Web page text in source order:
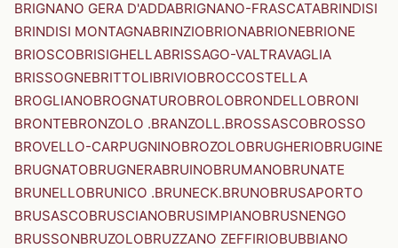
BRIGNANO GERA D'ADDABRIGNANO-FRASCATABRINDISI
BRINDISI MONTAGNABRINZIOBRIONABRIONEBRIONE
BRIOSCOBRISIGHELLABRISSAGO-VALTRAVAGLIA
BRISSOGNEBRITTOLIBRIVIOBROCCOSTELLA
BROGLIANOBROGNATUROBROLOBRONDELLOBRONI
BRONTEBRONZOLO .BRANZOLL.BROSSASCOBROSSO
BROVELLO-CARPUGNINOBROZOLOBRUGHERIOBRUGINE
BRUGNATOBRUGNERABRUINOBRUMANOBRUNATE
BRUNELLOBRUNICO .BRUNECK.BRUNOBRUSAPORTO
BRUSASCOBRUSCIANOBRUSIMPIANOBRUSNENGO
BRUSSONBRUZOLOBRUZZANO ZEFFIRIOBUBBIANO